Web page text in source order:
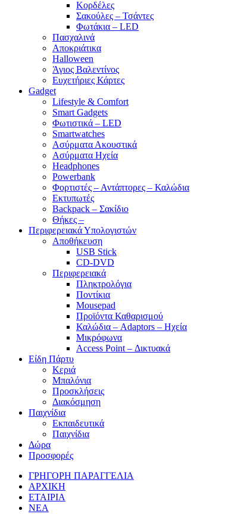
Κορδέλες
Σακούλες – Τσάντες
Φωτάκια – LED
Πασχαλινά
Αποκριάτικα
Halloween
Άγιος Βαλεντίνος
Ευχετήριες Κάρτες
Gadget
Lifestyle & Comfort
Smart Gadgets
Φωτιστικά – LED
Smartwatches
Ασύρματα Ακουστικά
Ασύρματα Ηχεία
Headphones
Powerbank
Φορτιστές – Αντάπτορες – Καλώδια
Εκτυπωτές
Backpack – Σακίδιο
Θήκες –
Περιφερειακά Υπολογιστών
Αποθήκευση
USB Stick
CD-DVD
Περιφερειακά
Πληκτρολόγια
Ποντίκια
Mousepad
Προϊόντα Καθαρισμού
Καλώδια – Adaptors – Ηχεία
Μικρόφωνα
Access Point – Δικτυακά
Είδη Πάρτυ
Κεριά
Μπαλόνια
Προσκλήσεις
Διακόσμηση
Παιχνίδια
Εκπαιδευτικά
Παιχνίδια
Δώρα
Προσφορές
ΓΡΗΓΟΡΗ ΠΑΡΑΓΓΕΛΙΑ
ΑΡΧΙΚΗ
ΕΤΑΙΡΙΑ
ΝΕΑ